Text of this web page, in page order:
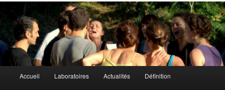
principal
Accueil Laboratoires Actualités Définition